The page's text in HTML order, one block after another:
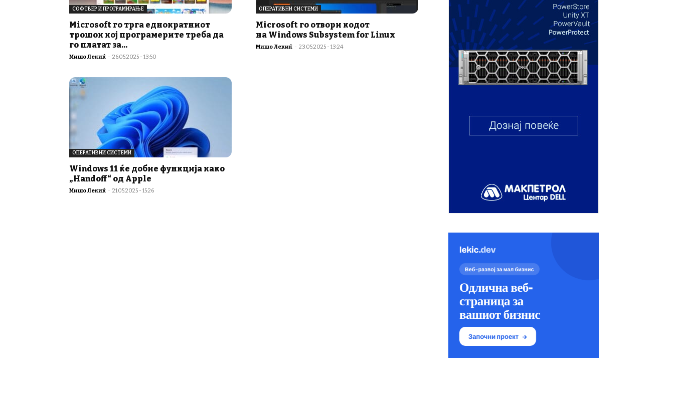
СОФТВЕР И ПРОГРАМИРАЊЕ
Microsoft го трга еднократниот
трошок кој програмерите треба да
го платат за...
Мишо Лекиќ - 26.05.2025 - 13:50
ОПЕРАТИВНИ СИСТЕМИ
Microsoft го отвори кодот
на Windows Subsystem for Linux
Мишо Лекиќ - 23.05.2025 - 13:24
ОПЕРАТИВНИ СИСТЕМИ
Windows 11 ќе добие функција како
„Handoff“ од Apple
Мишо Лекиќ - 21.05.2025 - 15:26